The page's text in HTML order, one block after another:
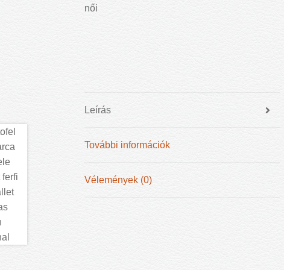
Leírás
További információk
Vélemények (0)